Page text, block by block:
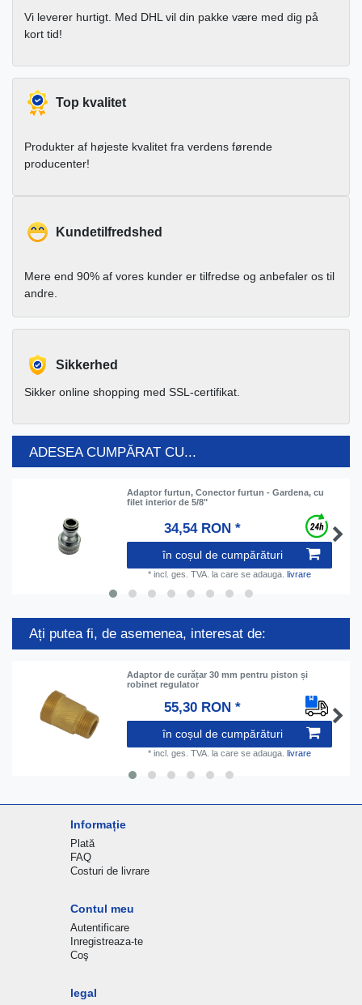
Vi leverer hurtigt. Med DHL vil din pakke være med dig på
kort tid!
Top kvalitet
Produkter af højeste kvalitet fra verdens førende
producenter!
Kundetilfredshed
Mere end 90% af vores kunder er tilfredse og anbefaler os til
andre.
Sikkerhed
Sikker online shopping med SSL-certifikat.
ADESEA CUMPĂRAT CU...
Adaptor furtun, Conector furtun - Gardena, cu
filet interior de 5/8"
34,54 RON *
în coșul de cumpărături
* incl. ges. TVA. la care se adauga. livrare
Ați putea fi, de asemenea, interesat de:
Adaptor de curățar 30 mm pentru piston și
robinet regulator
55,30 RON *
în coșul de cumpărături
* incl. ges. TVA. la care se adauga. livrare
Informație
Plată
FAQ
Costuri de livrare
Contul meu
Autentificare
Inregistreaza-te
Coş
legal